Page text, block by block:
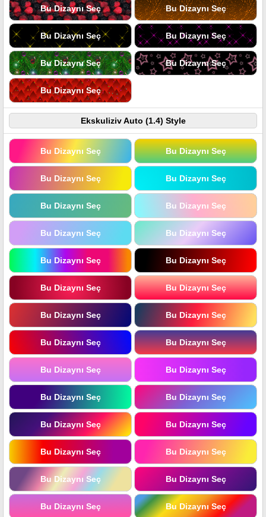
Bu Dizaynı Seç Bu Dizaynı Seç
Bu Dizaynı Seç Bu Dizaynı Seç
Bu Dizaynı Seç Bu Dizaynı Seç
Bu Dizaynı Seç
Ekskuliziv Auto (1.4) Style
Bu Dizaynı Seç Bu Dizaynı Seç
Bu Dizaynı Seç Bu Dizaynı Seç
Bu Dizaynı Seç Bu Dizaynı Seç
Bu Dizaynı Seç Bu Dizaynı Seç
Bu Dizaynı Seç Bu Dizaynı Seç
Bu Dizaynı Seç Bu Dizaynı Seç
Bu Dizaynı Seç Bu Dizaynı Seç
Bu Dizaynı Seç Bu Dizaynı Seç
Bu Dizaynı Seç Bu Dizaynı Seç
Bu Dizaynı Seç Bu Dizaynı Seç
Bu Dizaynı Seç Bu Dizaynı Seç
Bu Dizaynı Seç Bu Dizaynı Seç
Bu Dizaynı Seç Bu Dizaynı Seç
Bu Dizaynı Seç Bu Dizaynı Seç